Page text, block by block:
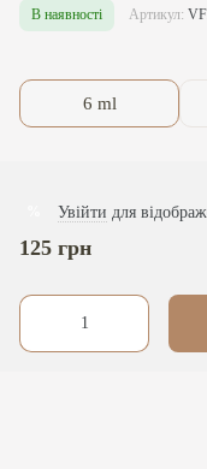
В наявності Артикул:
6 ml
125 грн
Увійти для